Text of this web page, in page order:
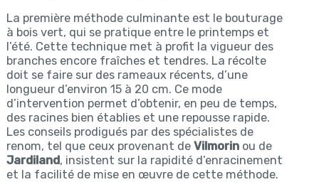
La première méthode culminante est le bouturage
à bois vert, qui se pratique entre le printemps et
l’été. Cette technique met à profit la vigueur des
branches encore fraîches et tendres. La récolte
doit se faire sur des rameaux récents, d’une
longueur d’environ 15 à 20 cm. Ce mode
d’intervention permet d’obtenir, en peu de temps,
des racines bien établies et une repousse rapide.
Les conseils prodigués par des spécialistes de
renom, tel que ceux provenant de Vilmorinou de
Jardiland, insistent sur la rapidité d’enracinement
et la facilité de mise en œuvre de cette méthode.